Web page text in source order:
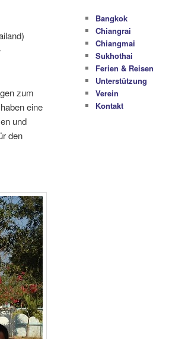
zum
eine
und
den
h
e
n
Bangkok
Chiangrai
Chiangmai
Sukhothai
Ferien & Reisen
Unterstützung
Verein
Kontakt